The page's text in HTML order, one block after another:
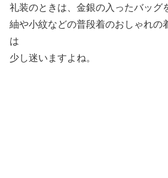
礼装のときは、金銀の入ったバッグ
紬や小紋などの普段着のおしゃれの
は
少し迷いますよね。